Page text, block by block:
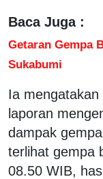
Baca Juga :
Getaran Gempa
Sukabumi
Ia
laporan
dampak
terlihat gempa
08.50 WIB,